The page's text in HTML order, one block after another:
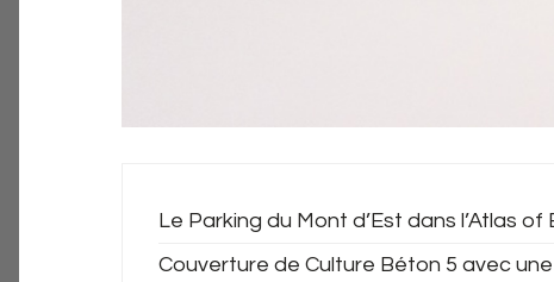
Le Parking du Mont d’Est dans l’Atlas
Couverture de Culture Béton 5 avec